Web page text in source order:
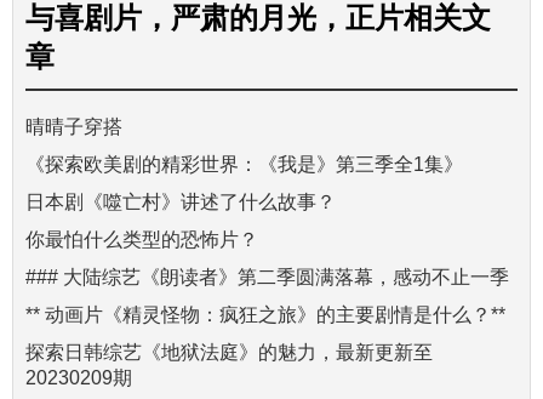
与喜剧片，严肃的月光，正片相关文
章
晴晴子穿搭
《探索欧美剧的精彩世界：《我是》第三季全1集》
日本剧《噬亡村》讲述了什么故事？
你最怕什么类型的恐怖片？
### 大陆综艺《朗读者》第二季圆满落幕，感动不止一季
** 动画片《精灵怪物：疯狂之旅》的主要剧情是什么？**
探索日韩综艺《地狱法庭》的魅力，最新更新至
20230209期